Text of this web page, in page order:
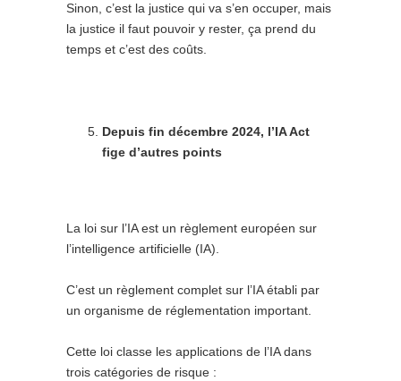
Sinon, c’est la justice qui va s’en occuper, mais
la justice il faut pouvoir y rester, ça prend du
temps et c’est des coûts.
Depuis fin décembre 2024, l’IA Act
fige d’autres points
La loi sur l’IA est un règlement européen sur
l’intelligence artificielle (IA).
C’est un règlement complet sur l’IA établi par
un organisme de réglementation important.
Cette loi classe les applications de l’IA dans
trois catégories de risque :